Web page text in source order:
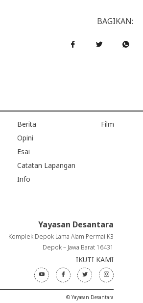
BAGIKAN:
Berita
Opini
Esai
Catatan Lapangan
Info
Film
Yayasan Desantara
Komplek Depok Lama Alam Permai K3
Depok – Jawa Barat 16431
IKUTI KAMI
© Yayasan Desantara